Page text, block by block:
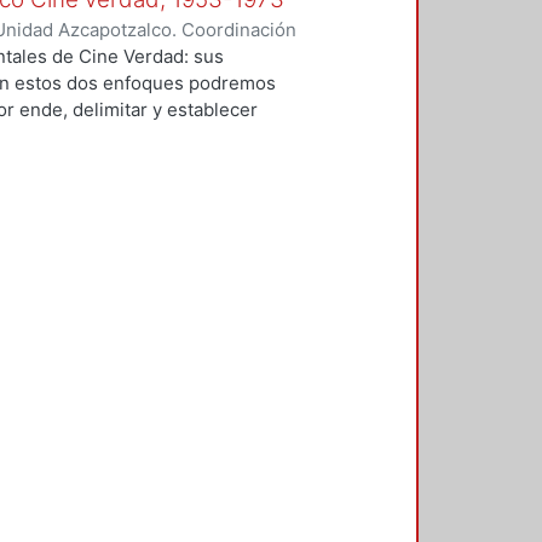
de la arquitectura de la
tesis, una escritura realizada
peculiares. Dicha historia
arquitecto Carlos Obregón
de estudio de este trabajo.
Azcapotzalco. Coordinación
Alexis
de Cine Verdad: sus
estos dos enfoques podremos
ende, delimitar y establecer